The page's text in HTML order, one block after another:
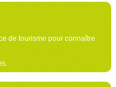
de tourisme pour connaître